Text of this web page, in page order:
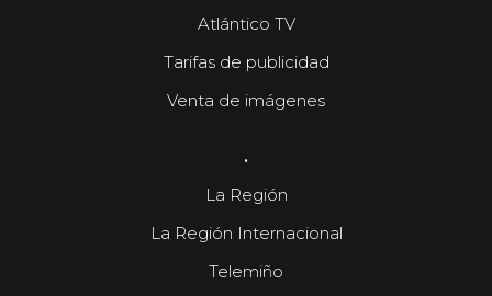
Atlántico TV
Tarifas de publicidad
Venta de imágenes
.
La Región
La Región Internacional
Telemiño